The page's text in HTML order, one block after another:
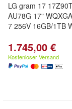
LG gram 17
AU78G 17"
7 256V 16GB/1TB
1.745,00 €
Kostenloser Versand